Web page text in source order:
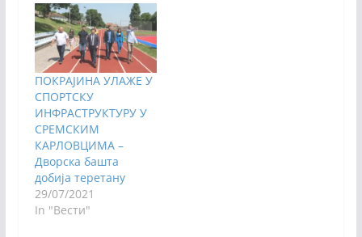
ПОКРАЈИНА УЛАЖЕ У
СПОРТСКУ
ИНФРАСТРУКТУРУ У
СРЕМСКИМ
КАРЛОВЦИМА –
Дворска башта
добија теретану
29/07/2021
In "Вести"